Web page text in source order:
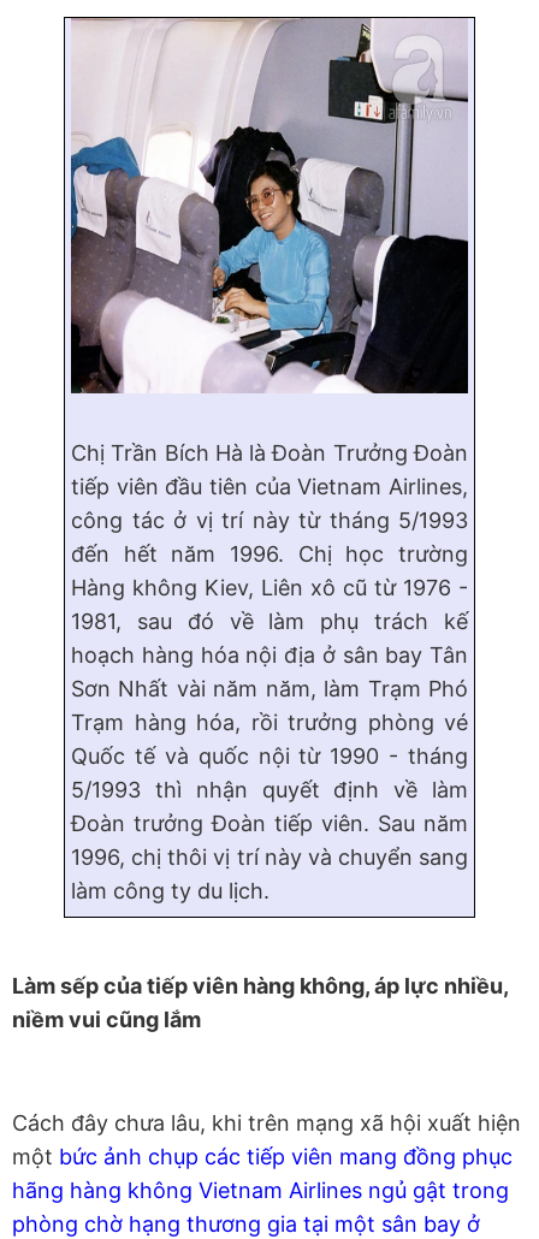
Chị Trần Bích Hà là Đoàn Trưởng Đoàn
tiếp viên đầu tiên của Vietnam Airlines,
công tác ở vị trí này từ tháng 5/1993
đến hết năm 1996. Chị học trường
Hàng không Kiev, Liên xô cũ từ 1976 -
1981, sau đó về làm phụ trách kế
hoạch hàng hóa nội địa ở sân bay Tân
Sơn Nhất vài năm năm, làm Trạm Phó
Trạm hàng hóa, rồi trưởng phòng vé
Quốc tế và quốc nội từ 1990 - tháng
5/1993 thì nhận quyết định về làm
Đoàn trưởng Đoàn tiếp viên. Sau năm
1996, chị thôi vị trí này và chuyển sang
làm công ty du lịch.
Làm sếp của tiếp viên hàng không, áp lực nhiều,
niềm vui cũng lắm
Cách đây chưa lâu, khi trên mạng xã hội xuất hiện
một bức ảnh chụp các tiếp viên mang đồng phục
hãng hàng không Vietnam Airlines ngủ gật trong
phòng chờ hạng thương gia tại một sân bay ở